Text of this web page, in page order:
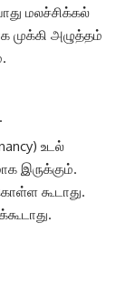
மலச்சிக்கல்
முக்கி அழுத்தம்
உடல்
இருக்கும்.
கூடாது.